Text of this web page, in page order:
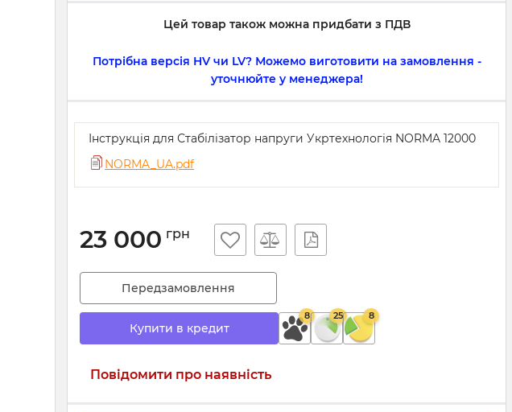
Цей товар також можна придбати з ПДВ
Потрібна версія HV чи LV? Можемо виготовити на замовлення -
уточнюйте у менеджера!
Інструкція для Стабілізатор напруги Укртехнологія NORMA 12000
NORMA_UA.pdf
23 000 грн
Передзамовлення
Купити в кредит
8 25 8
Повідомити про наявність